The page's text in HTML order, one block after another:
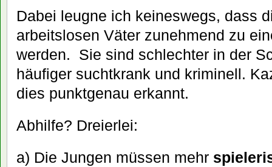
Dabei leugne ich keineswegs, dass
arbeitslosen Väter zunehmend zu
werden. Sie sind schlechter in der
häufiger suchtkrank und kriminell.
dies punktgenau erkannt.
Abhilfe? Dreierlei:
a) Die Jungen müssen mehr